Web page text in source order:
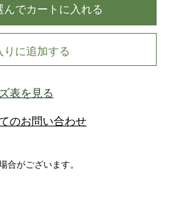
でカートに入れる
りに追加する
表を見る
のお問い合わせ
合がございます。